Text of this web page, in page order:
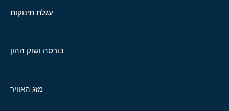
עגלת תינוקות
בורסה ושוק ההון
מזג האוויר